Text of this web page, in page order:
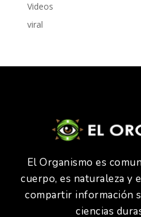
Videos
viral
El Organismo es
cuerpo, es naturaleza y
compartir información
ciencias